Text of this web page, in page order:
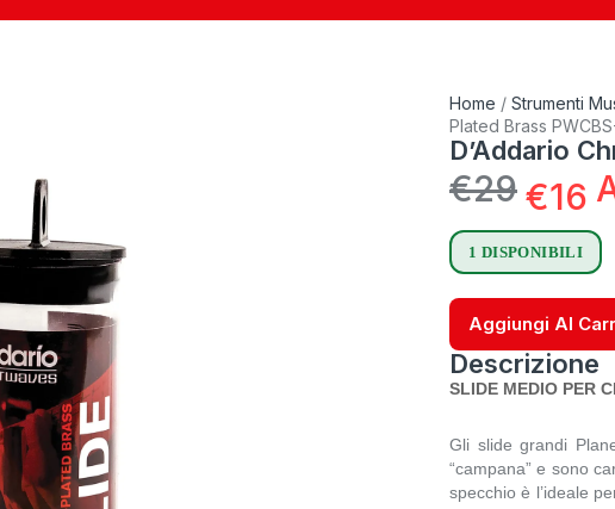
Home / Strumenti
Plated Brass
D’Addario
€29€16
1 DISPONIBILI
Aggiungi Al
Descrizione
SLIDE MEDIO PER
Gli slide grandi
“campana” e sono
specchio è l’ideale